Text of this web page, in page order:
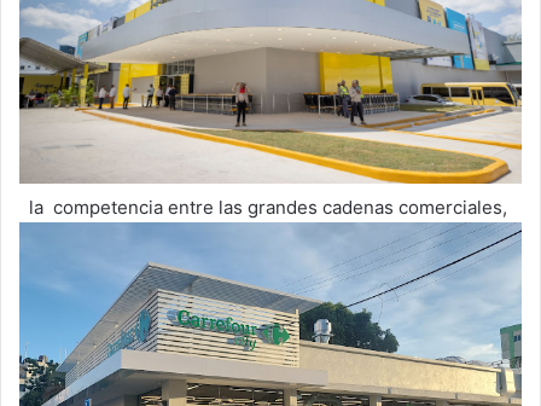
la competencia entre las grandes cadenas comerciales,